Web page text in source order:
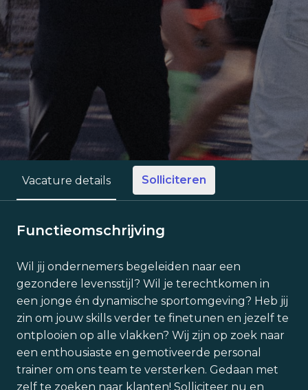
Vacature details Solliciteren
Functieomschrijving
Wil jij ondernemers begeleiden naar een
gezondere levensstijl? Wil je terechtkomen in
een jonge én dynamische sportomgeving? Heb jij
zin om jouw skills verder te finetunen en jezelf te
ontplooien op alle vlakken? Wij zijn op zoek naar
een enthousiaste en gemotiveerde personal
trainer om ons team te versterken. Gedaan met
zelf te zoeken naar klanten! Solliciteer nu en